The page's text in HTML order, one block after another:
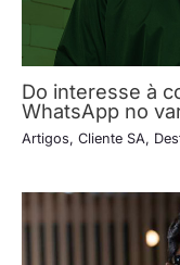
Do interesse à
WhatsApp no
Artigos, Cliente SA,